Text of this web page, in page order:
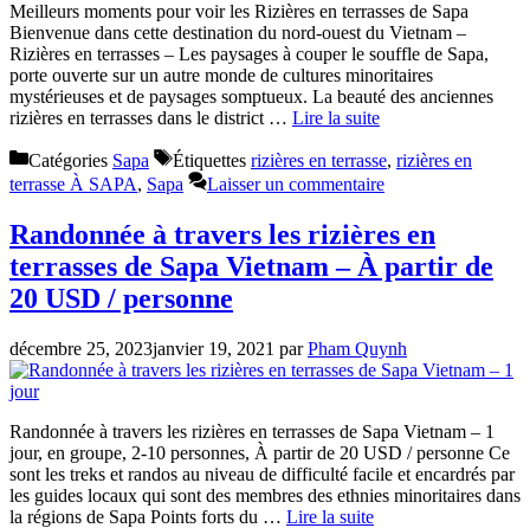
Meilleurs moments pour voir les Rizières en terrasses de Sapa
Bienvenue dans cette destination du nord-ouest du Vietnam –
Rizières en terrasses – Les paysages à couper le souffle de Sapa,
porte ouverte sur un autre monde de cultures minoritaires
mystérieuses et de paysages somptueux. La beauté des anciennes
rizières en terrasses dans le district … Lire la suite
Catégories Sapa Étiquettes rizières en terrasse, rizières en
terrasse À SAPA, Sapa Laisser un commentaire
Randonnée à travers les rizières en
terrasses de Sapa Vietnam – À partir de
20 USD / personne
décembre 25, 2023janvier 19, 2021 parPham Quynh
Randonnée à travers les rizières en terrasses de Sapa Vietnam – 1
jour, en groupe, 2-10 personnes, À partir de 20 USD / personne Ce
sont les treks et randos au niveau de difficulté facile et encardrés par
les guides locaux qui sont des membres des ethnies minoritaires dans
la régions de Sapa Points forts du … Lire la suite